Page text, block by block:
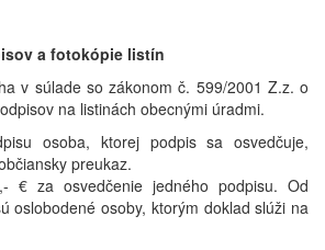
a fotokópie listín
v súlade so zákonom č. 599/2001 Z.z. o
na listinách obecnými úradmi.
osoba, ktorej podpis sa osvedčuje,
preukaz.
€ za osvedčenie jedného podpisu. Od
oslobodené osoby, ktorým doklad slúži na